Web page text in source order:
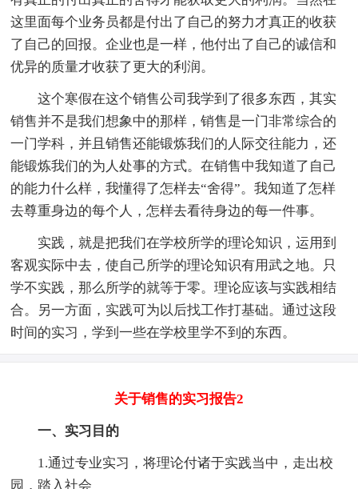
这里面每个业务员都是付出了自己的努力才真正的收获
了自己的回报。企业也是一样，他付出了自己的诚信和
优异的质量才收获了更大的利润。
这个寒假在这个销售公司我学到了很多东西，其实
销售并不是我们想象中的那样，销售是一门非常综合的
一门学科，并且销售还能锻炼我们的人际交往能力，还
能锻炼我们的为人处事的方式。在销售中我知道了自己
的能力什么样，我懂得了怎样去“舍得”。我知道了怎样
去尊重身边的每个人，怎样去看待身边的每一件事。
实践，就是把我们在学校所学的理论知识，运用到
客观实际中去，使自己所学的理论知识有用武之地。只
学不实践，那么所学的就等于零。理论应该与实践相结
合。另一方面，实践可为以后找工作打基础。通过这段
时间的实习，学到一些在学校里学不到的东西。
关于销售的实习报告2
一、实习目的
1.通过专业实习，将理论付诸于实践当中，走出校
园，踏入社会